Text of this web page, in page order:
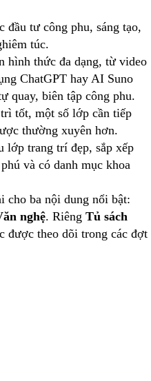
đầu tư công phu, sáng tạo,
túc.
hình thức đa dạng, từ video
ChatGPT hay AI Suno
quay, biên tập công phu.
tốt, một số lớp cần tiếp
thường xuyên hơn.
lớp trang trí đẹp, sắp xếp
và có danh mục khoa
cho ba nội dung nổi bật:
nghệ. Riêng Tủ sách
được theo dõi trong các đợt